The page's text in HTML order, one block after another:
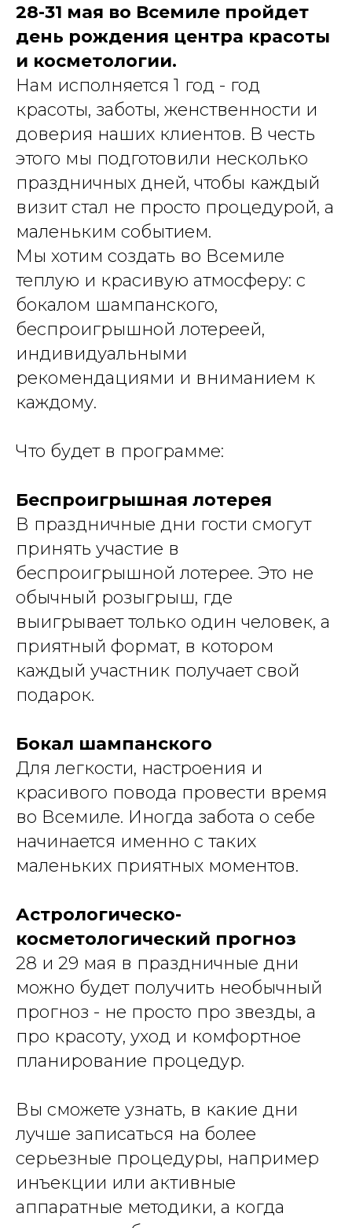
28-31 мая во Всемиле пройдет
день рождения центра красоты
и косметологии.
Нам исполняется 1 год - год
красоты, заботы, женственности и
доверия наших клиентов. В честь
этого мы подготовили несколько
праздничных дней, чтобы каждый
визит стал не просто процедурой, а
маленьким событием.
Мы хотим создать во Всемиле
теплую и красивую атмосферу: с
бокалом шампанского,
беспроигрышной лотереей,
индивидуальными
рекомендациями и вниманием к
каждому.
Что будет в программе:
Беспроигрышная лотерея
В праздничные дни гости смогут
принять участие в
беспроигрышной лотерее. Это не
обычный розыгрыш, где
выигрывает только один человек, а
приятный формат, в котором
каждый участник получает свой
подарок.
Бокал шампанского
Для легкости, настроения и
красивого повода провести время
во Всемиле. Иногда забота о себе
начинается именно с таких
маленьких приятных моментов.
Астрологическо-
косметологический прогноз
28 и 29 мая в праздничные дни
можно будет получить необычный
прогноз - не просто про звезды, а
про красоту, уход и комфортное
планирование процедур.
Вы сможете узнать, в какие дни
лучше записаться на более
серьезные процедуры, например
инъекции или активные
аппаратные методики, а когда